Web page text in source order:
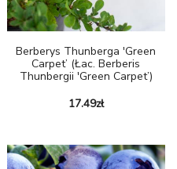
Berberys Thunberga 'Green
Carpet’ (Łac. Berberis
Thunbergii 'Green Carpet’)
17.49zł